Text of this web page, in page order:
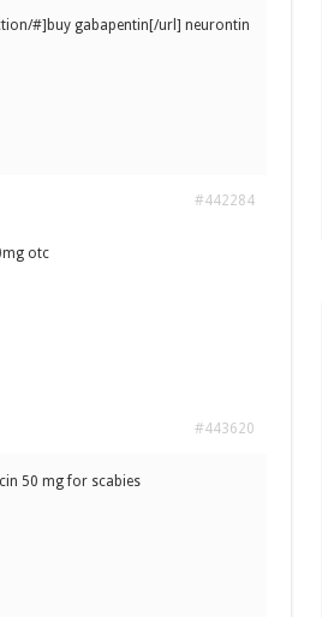
#]buy gabapentin[/url] neurontin
#442284
otc
#443620
50 mg for scabies